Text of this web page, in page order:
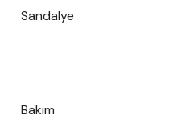
Sandalye
Bakım